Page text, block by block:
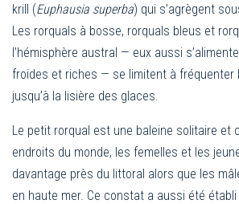
krill (Euphausia superba) qui s’agrègent
Les rorquals à bosse, rorquals bleus et
l’hémisphère austral — eux aussi
froides et riches — se limitent à fréquenter
jusqu’à la lisière des glaces.
Le petit rorqual est une baleine solitaire et
endroits du monde, les femelles et les
davantage près du littoral alors que les
en haute mer. Ce constat a aussi été